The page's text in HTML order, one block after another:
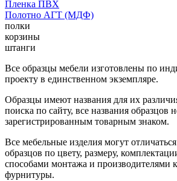
Пленка ПВХ
Полотно АГТ (МДФ)
полки
корзины
штанги
Все образцы мебели изготовлены по
проекту в единственном экземпляре.
Образцы имеют названия для их
поиска по сайту, все названия образцов
зарегистрированным товарным знаком.
Все мебельные изделия могут
образцов по цвету, размеру,
способами монтажа и производителями
фурнитуры.